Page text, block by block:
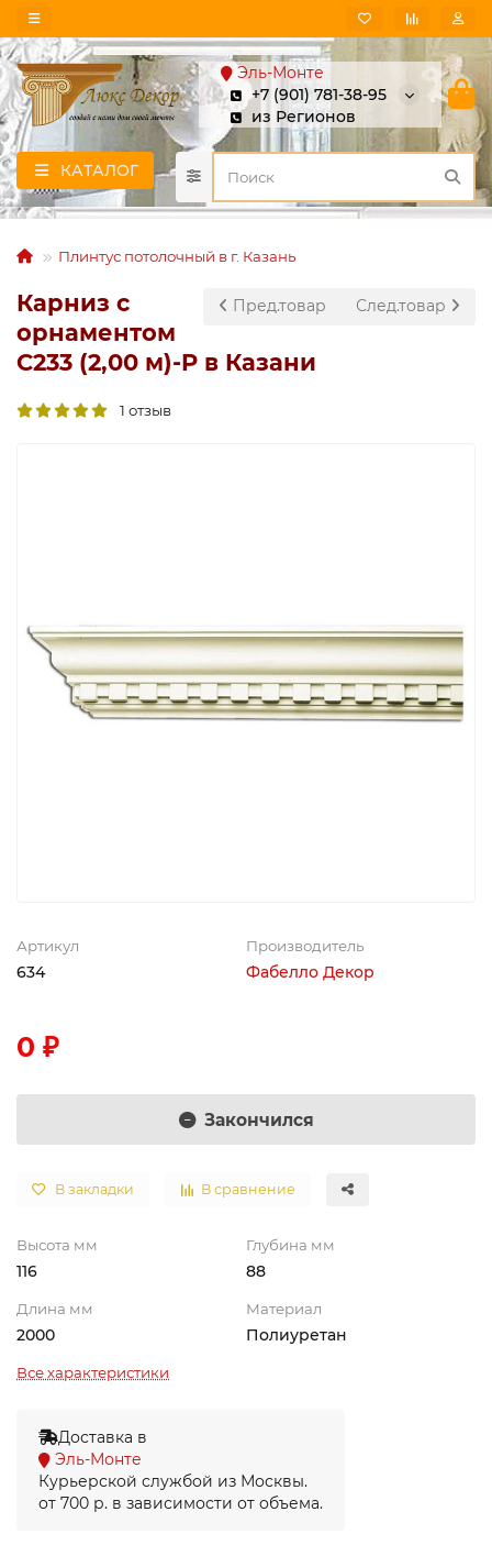
Эль-Монте
+7 (901) 781-38-95
из Регионов
КАТАЛОГ
Плинтус потолочный в г. Казань
Пред.товар След.товар
Карниз с
орнаментом
C233 (2,00 м)-P в Казани
1 отзыв
Артикул
634
Производитель
Фабелло Декор
0 ₽
Закончился
В закладки В сравнение
Высота мм
116
Глубина мм
88
Длина мм
2000
Материал
Полиуретан
Все характеристики
Доставка в
Эль-Монте
Курьерской службой из Москвы.
от 700 р. в зависимости от объема.